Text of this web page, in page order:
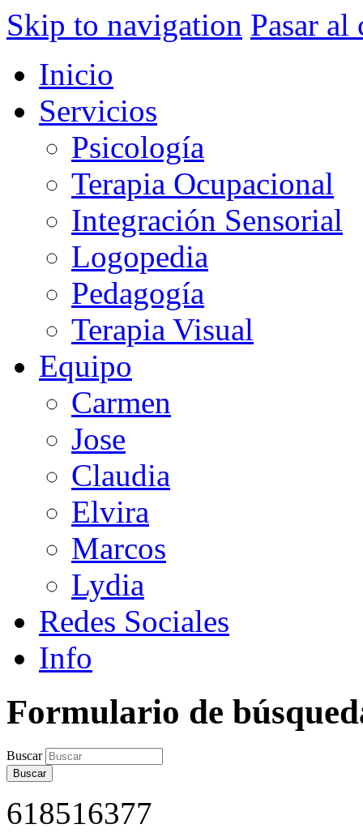
Skip to navigation Pasar
Inicio
Servicios
Psicología
Terapia Ocupacional
Integración Sensorial
Logopedia
Pedagogía
Terapia Visual
Equipo
Carmen
Jose
Claudia
Elvira
Marcos
Lydia
Redes Sociales
Info
Formulario de
Buscar
618516377